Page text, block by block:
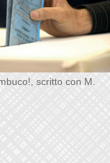
scritto con M.